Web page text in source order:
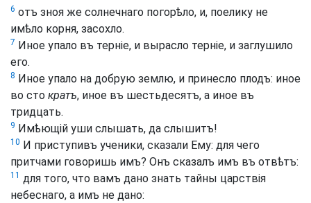
6 отъ зноя же солнечнаго погорѣло, и, поелику не
имѣло корня, засохло.
7 Иное упало въ терніе, и вырасло терніе, и заглушило
его.
8 Иное упало на добрую землю, и принесло плодъ: иное
во сто кратъ, иное въ шестьдесятъ, а иное въ
тридцать.
9 Имѣющій уши слышать, да слышитъ!
10 И приступивъ ученики, сказали Ему: для чего
притчами говоришь имъ? Онъ сказалъ имъ въ отвѣтъ:
11 для того, что вамъ дано знать тайны царствія
небеснаго, а имъ не дано: